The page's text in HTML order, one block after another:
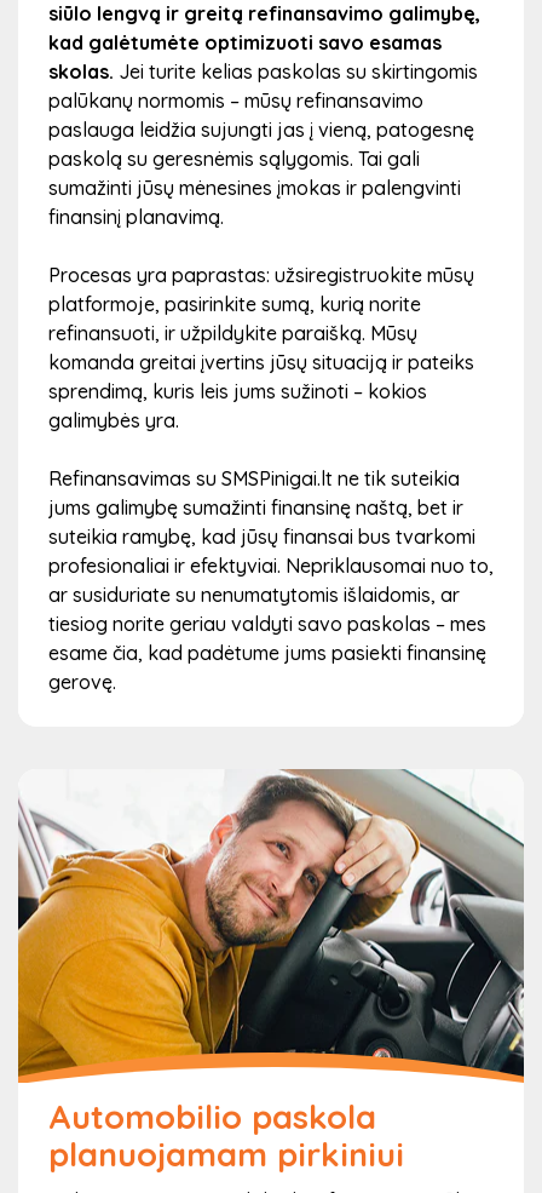
užpildyti paskolos paraišką. Tai apima papildomus
duomenis apie jūsų finansinę būklę, tokius kaip pajamų
šaltinis ir išlaidos. Mūsų forma yra lengvai valdoma ir
suprantama, tad užpildyti ją bus greita ir nesudėtinga.
Paspaudus „Teikti paraišką“, jūsų prašymas bus
išsiųstas mūsų kreditų komandai.
4
Mūsų komanda peržiūrės Jūsų paraišką
Po paraiškos pateikimo mūsų finansininkai peržiūrės
jūsų informaciją ir įvertins – ar galite gauti paskolą. Šis
procesas paprastai trunka vos kelias minutes, nes mūsų
sistema leidžia greitai įvertinti jūsų kreditingumą. Mes
stengiamės, kad kiekvienas klientas gautų greitą ir
teisingą sprendimą.
Apie paskolos suteikimą būsite informuotas
SMS žinute ir/arba el. paštu
Kai mūsų komandą sprendimą dėl jūsų paskolos – jūs
gausite pranešimą tiesiai į savo mobilųjį telefoną arba el.
paštą. Tai užtikrina, kad būtumėte informuoti apie
sprendimą greitai ir patogiai. Jei paskola bus patvirtinta
– mes pateiksime jums visą informaciją apie tolesnius
žingsnius, kad galėtumėte gauti savo pinigus greitai ir
be jokių nesklandumų.
siūlo lengvą ir greitą refinansavimo galimybę,
kad galėtumėte optimizuoti savo esamas
skolas. Jei turite kelias paskolas su skirtingomis
palūkanų normomis – mūsų refinansavimo
paslauga leidžia sujungti jas į vieną, patogesnę
paskolą su geresnėmis sąlygomis. Tai gali
sumažinti jūsų mėnesines įmokas ir palengvinti
finansinį planavimą.
Procesas yra paprastas: užsiregistruokite mūsų
platformoje, pasirinkite sumą, kurią norite
refinansuoti, ir užpildykite paraišką. Mūsų
komanda greitai įvertins jūsų situaciją ir pateiks
sprendimą, kuris leis jums sužinoti – kokios
galimybės yra.
Refinansavimas su SMSPinigai.lt ne tik suteikia
jums galimybę sumažinti finansinę naštą, bet ir
suteikia ramybę, kad jūsų finansai bus tvarkomi
profesionaliai ir efektyviai. Nepriklausomai nuo to,
ar susiduriate su nenumatytomis išlaidomis, ar
tiesiog norite geriau valdyti savo paskolas – mes
esame čia, kad padėtume jums pasiekti finansinę
gerovę.
Automobilio paskola
planuojamam pirkiniui